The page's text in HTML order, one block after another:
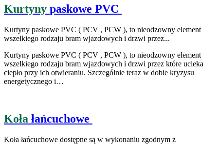
Kurtyny paskowe PVC
Kurtyny paskowe PVC ( PCV , PCW ), to nieodzowny element
wszelkiego rodzaju bram wjazdowych i drzwi przez...
Kurtyny paskowe PVC ( PCV , PCW ), to nieodzowny element
wszelkiego rodzaju bram wjazdowych i drzwi przez które ucieka
ciepło przy ich otwieraniu. Szczególnie teraz w dobie kryzysu
energetycznego i…
Koła łańcuchowe
Koła łańcuchowe dostępne są w wykonaniu zgodnym z